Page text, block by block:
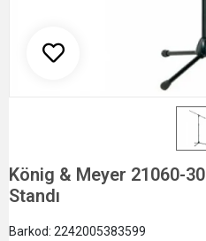
König & Meyer 21060-
Standı
Barkod: 2242005383599